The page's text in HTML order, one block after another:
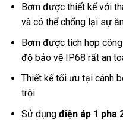
Bơm được thiết kế với
và có thể chống lại sự
Bơm được tích hợp
độ bảo vệ IP68 rất an
Thiết kế tối ưu tại cánh
trội
Sử dụng điện áp 1 pha